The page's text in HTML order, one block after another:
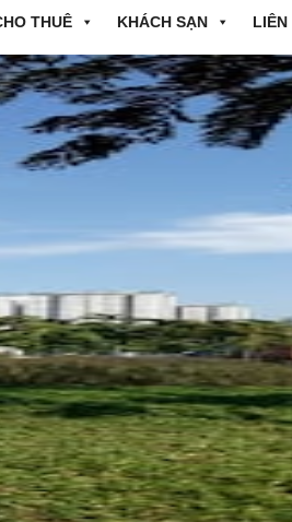
THUÊ KHÁCH SẠN LIÊN